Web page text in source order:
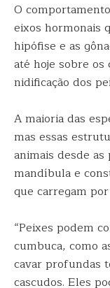
O
eixos hormonais
hipófise e as
até hoje sobre
nidificação dos
A maioria das
mas essas
animais desde
mandíbula e
que carregam
“Peixes podem
cumbuca, como
cavar profundas
cascudos. Eles